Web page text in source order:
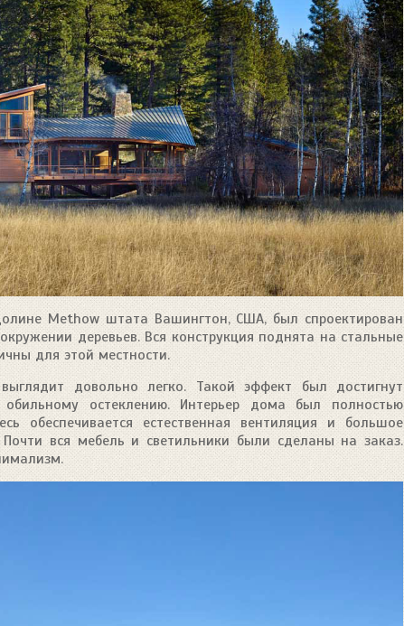
Methow штата Вашингтон, США, был спроектирован
деревьев. Вся конструкция поднята на стальные
для этой местности.
довольно легко. Такой эффект был достигнут
остеклению. Интерьер дома был полностью
обеспечивается естественная вентиляция и большое
вся мебель и светильники были сделаны на заказ.